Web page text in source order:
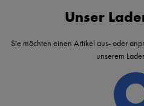
Unser
Sie möchten einen Artikel aus- oder
unserem